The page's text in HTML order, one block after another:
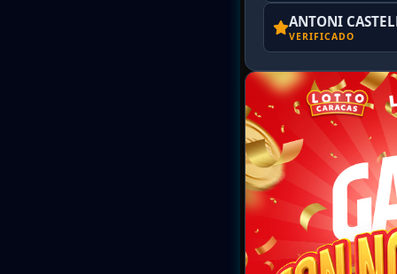
ANTONI
VERIFICADO